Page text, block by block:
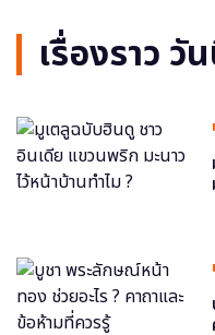
เรื่องราว วั